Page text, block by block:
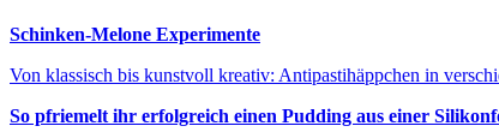
Schinken-Melone Experimente
Von klassisch bis kunstvoll kreativ: Antipastihäppchen in
So pfriemelt ihr erfolgreich einen Pudding aus einer